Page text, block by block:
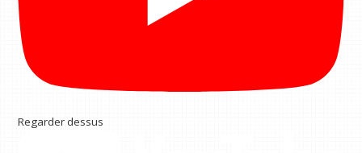
Regarder dessus